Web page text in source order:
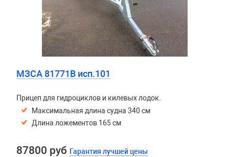
МЗСА 81771B исп.101
Прицеп для гидроциклов и килевых лодок.
Максимальная длина судна 340 см
Длина ложементов 165 см
87800 руб Гарантия лучшей цены